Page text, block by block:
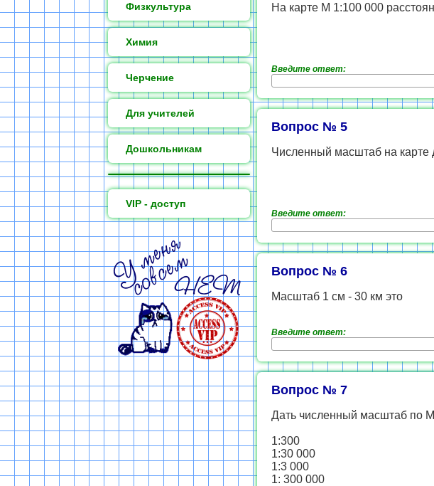
Физкультура
Химия
Черчение
Для учителей
Дошкольникам
VIP - доступ
На карте М 1:100 000
Введите ответ:
Вопрос № 5
Численный масштаб на карте
Введите ответ:
Вопрос № 6
Масштаб 1 см - 30 км это
Введите ответ:
Вопрос № 7
Дать численный масштаб по
1:300
1:30 000
1:3 000
1: 300 000